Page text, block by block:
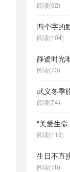
阅读(62)
四个字的
阅读(104)
静谧时光
阅读(73)
武义冬季
阅读(74)
“关爱生
阅读(118)
生日不直
阅读(78)